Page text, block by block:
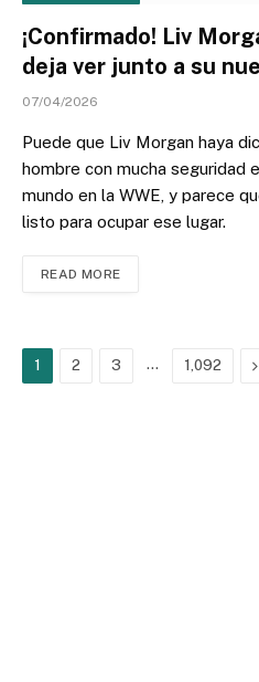
¡Confirmado! Liv
deja ver junto a su
07/04/2026
Puede que Liv Morgan haya
hombre con mucha seguridad
mundo en la WWE, y parece
listo para ocupar ese lugar.
READ MORE
1 2 3 … 1,092